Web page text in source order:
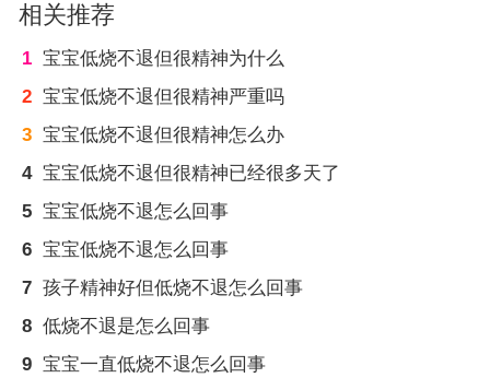
相关推荐
1 宝宝低烧不退但很精神为什么
2 宝宝低烧不退但很精神严重吗
3 宝宝低烧不退但很精神怎么办
4 宝宝低烧不退但很精神已经很多天了
5 宝宝低烧不退怎么回事
6 宝宝低烧不退怎么回事
7 孩子精神好但低烧不退怎么回事
8 低烧不退是怎么回事
9 宝宝一直低烧不退怎么回事